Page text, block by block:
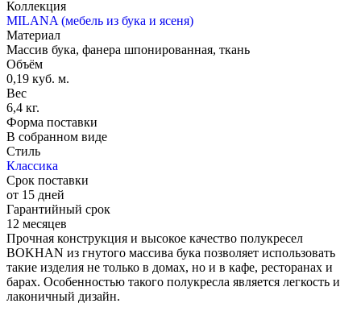
Коллекция
MILANA (мебель из бука и ясеня)
Материал
Массив бука, фанера шпонированная, ткань
Объём
0,19 куб. м.
Вес
6,4 кг.
Форма поставки
В собранном виде
Стиль
Классика
Срок поставки
от 15 дней
Гарантийный срок
12 месяцев
Прочная конструкция и высокое качество полукресел
BOKHAN из гнутого массива бука позволяет использовать
такие изделия не только в домах, но и в кафе, ресторанах и
барах. Особенностью такого полукресла является легкость и
лаконичный дизайн.